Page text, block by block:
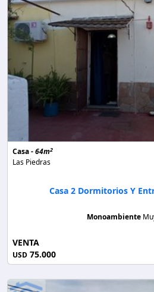
Casa -64m2
Las Piedras
Casa 2 Dormitorios Y
Monoambiente
VENTA
USD 75.000